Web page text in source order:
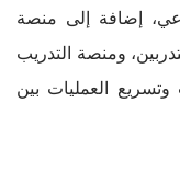
إضافة إلى منصة
ومنصة التدريب
وتسريع العمليات بين